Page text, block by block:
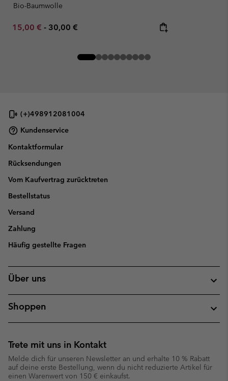
Bio-Baumwolle
Minimum sale price:
15,00 € - Maximum price:
30,00 €
(+)498912081004
Kundenservice
Kontaktformular
Rücksendungen
Vom Kaufvertrag zurücktreten
Bestellstatus
Versand
Zahlung
Häufig gestellte Fragen
Über uns
Shoppen
Trete mit uns in Kontakt
Melde dich für unseren Newsletter an und erhalte 10 % Rabatt
auf deine erste Bestellung, wenn du nicht reduzierte Artikel für
einen Warenwert von 150 € einkaufst.